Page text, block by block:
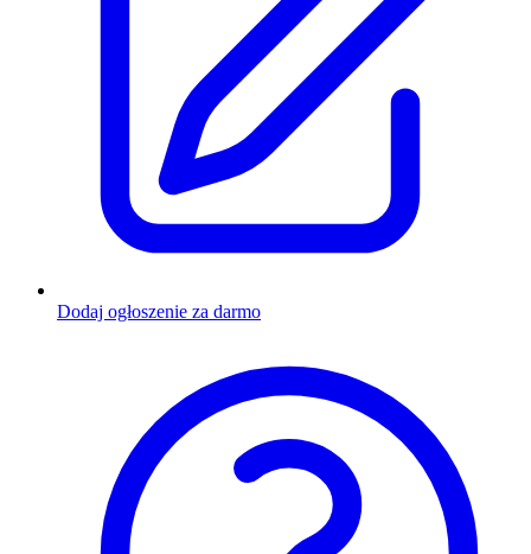
Dodaj ogłoszenie za darmo